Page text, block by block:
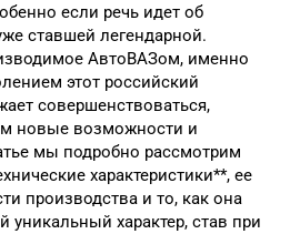
если речь идет об
ставшей легендарной.
АвтоВАЗом, именно
этот российский
совершенствоваться,
новые возможности и
мы подробно рассмотрим
характеристики**, ее
производства и то, как она
уникальный характер, став при